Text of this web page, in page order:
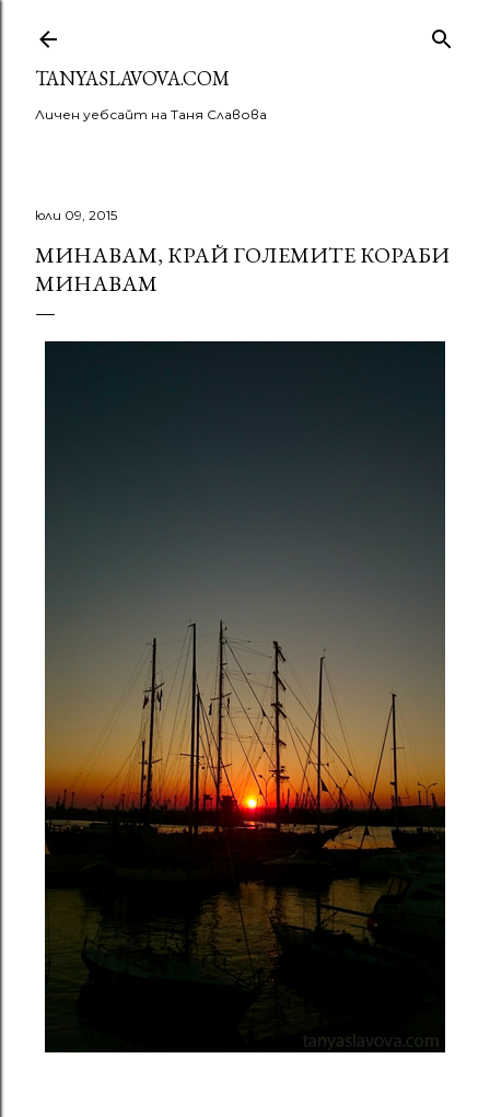
TANYASLAVOVA.COM
Личен уебсайт на Таня Славова
юли 09, 2015
МИНАВАМ, КРАЙ ГОЛЕМИТЕ КОРАБИ
МИНАВАМ